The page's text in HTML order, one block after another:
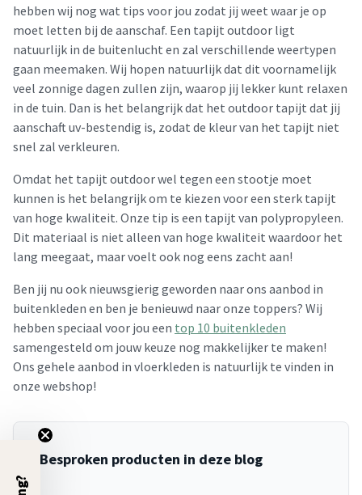
hebben wij nog wat tips voor jou zodat jij weet waar je op
moet letten bij de aanschaf. Een tapijt outdoor ligt
natuurlijk in de buitenlucht en zal verschillende weertypen
gaan meemaken. Wij hopen natuurlijk dat dit voornamelijk
veel zonnige dagen zullen zijn, waarop jij lekker kunt relaxen
in de tuin. Dan is het belangrijk dat het outdoor tapijt dat jij
aanschaft uv-bestendig is, zodat de kleur van het tapijt niet
snel zal verkleuren.
Omdat het tapijt outdoor wel tegen een stootje moet
kunnen is het belangrijk om te kiezen voor een sterk tapijt
van hoge kwaliteit. Onze tip is een tapijt van polypropyleen.
Dit materiaal is niet alleen van hoge kwaliteit waardoor het
lang meegaat, maar voelt ook nog eens zacht aan!
Ben jij nu ook nieuwsgierig geworden naar ons aanbod in
buitenkleden en ben je benieuwd naar onze toppers? Wij
hebben speciaal voor jou een top 10 buitenkleden
samengesteld om jouw keuze nog makkelijker te maken!
Ons gehele aanbod in vloerkleden is natuurlijk te vinden in
onze webshop!
Besproken producten in deze blog